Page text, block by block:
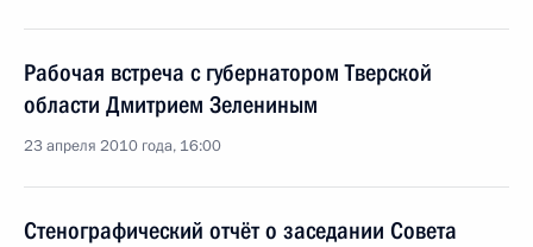
Рабочая встреча с губернатором Тверской
области Дмитрием Зелениным
23 апреля 2010 года, 16:00
Стенографический отчёт о заседании Совета